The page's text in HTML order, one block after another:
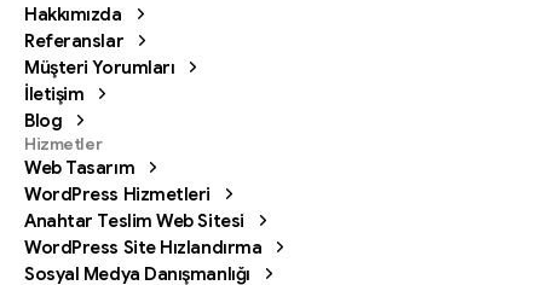
Hakkımızda
Referanslar
Müşteri Yorumları
İletişim
Blog
Hizmetler
Web Tasarım
WordPress Hizmetleri
Anahtar Teslim Web Sitesi
WordPress Site Hızlandırma
Sosyal Medya Danışmanlığı